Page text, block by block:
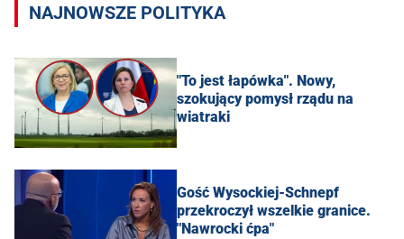
NAJNOWSZE POLITYKA
"To jest łapówka". Nowy,
szokujący pomysł rządu na
wiatraki
Gość Wysockiej-Schnepf
przekroczył wszelkie granice.
"Nawrocki ćpa"